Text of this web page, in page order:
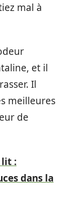
mal à
et il
Il
meilleures
de
lit :
dans la